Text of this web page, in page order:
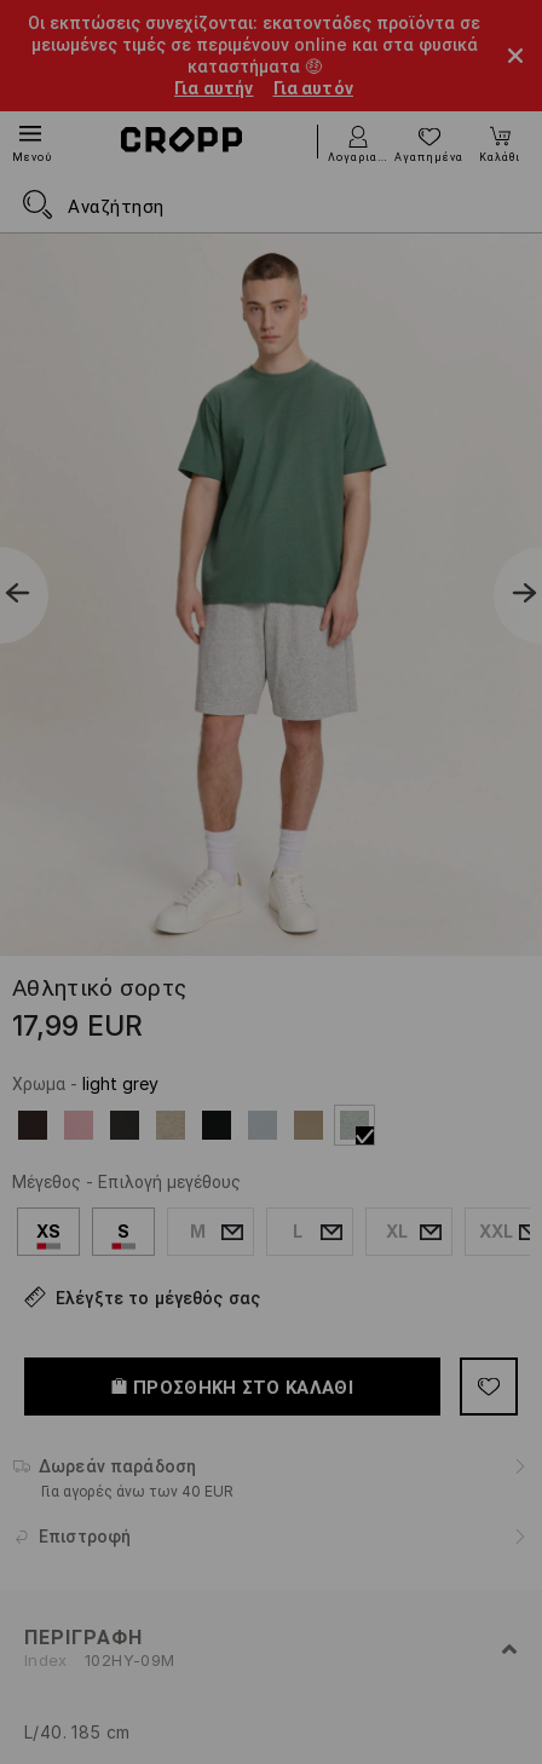
Οι εκπτώσεις συνεχίζονται: εκατοντάδες προϊόντα σε
μειωμένες τιμές σε περιμένουν online και στα φυσικά
καταστήματα 🤑
Για αυτήν
Για αυτόν
Μενού ΛογαριασμόςΑγαπημένα Καλάθι
Αθλητικό σορτς
17,99 EUR
Χρωμα - light grey
Μέγεθος - Επιλογή μεγέθους
XS S M L XL XXL
Ελέγξτε το μέγεθός σας
ΠΡΟΣΘΉΚΗ ΣΤΟ ΚΑΛΆΘΙ
Δωρεάν παράδοση
Για αγορές άνω των 40 EUR
Επιστροφή
ΠΕΡΙΓΡΑΦΉ
Index 102HY-09M
L/40. 185 cm